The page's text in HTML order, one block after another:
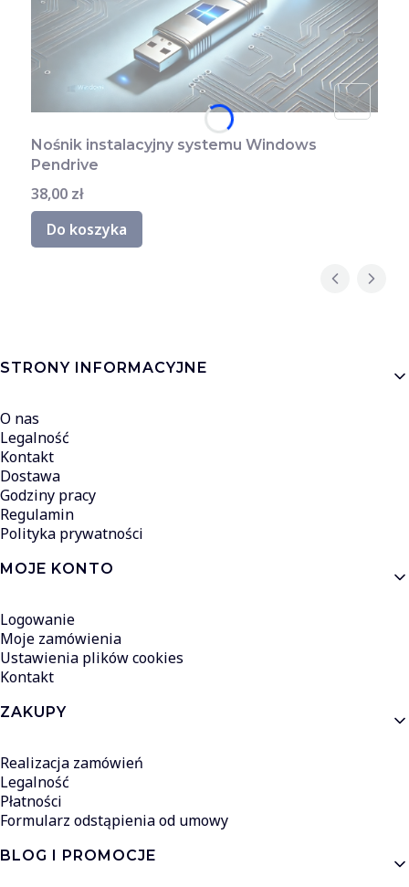
Nośnik instalacyjny systemu Windows
Pendrive
Cena
38,00 zł
Do koszyka
Linki w stopce
STRONY INFORMACYJNE
O nas
Legalność
Kontakt
Dostawa
Godziny pracy
Regulamin
Polityka prywatności
MOJE KONTO
Logowanie
Moje zamówienia
Ustawienia plików cookies
Kontakt
ZAKUPY
Realizacja zamówień
Legalność
Płatności
Formularz odstąpienia od umowy
BLOG I PROMOCJE